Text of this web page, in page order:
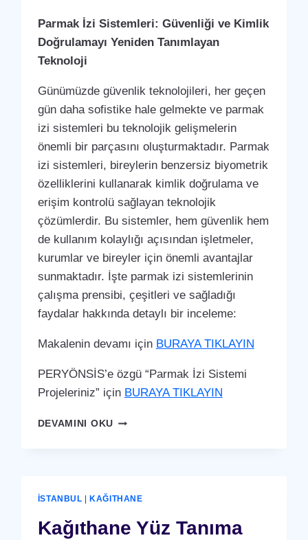
Parmak İzi Sistemleri: Güvenliği ve Kimlik
Doğrulamayı Yeniden Tanımlayan
Teknoloji
Günümüzde güvenlik teknolojileri, her geçen
gün daha sofistike hale gelmekte ve parmak
izi sistemleri bu teknolojik gelişmelerin
önemli bir parçasını oluşturmaktadır. Parmak
izi sistemleri, bireylerin benzersiz biyometrik
özelliklerini kullanarak kimlik doğrulama ve
erişim kontrolü sağlayan teknolojik
çözümlerdir. Bu sistemler, hem güvenlik hem
de kullanım kolaylığı açısından işletmeler,
kurumlar ve bireyler için önemli avantajlar
sunmaktadır. İşte parmak izi sistemlerinin
çalışma prensibi, çeşitleri ve sağladığı
faydalar hakkında detaylı bir inceleme:
Makalenin devamı için BURAYA TIKLAYIN
PERYÖNSİS’e özgü “Parmak İzi Sistemi
Projeleriniz” için BURAYA TIKLAYIN
DEVAMINI OKUKAĞITHANE
İSTANBUL KAĞITHANE
Kağıthane Yüz Tanıma